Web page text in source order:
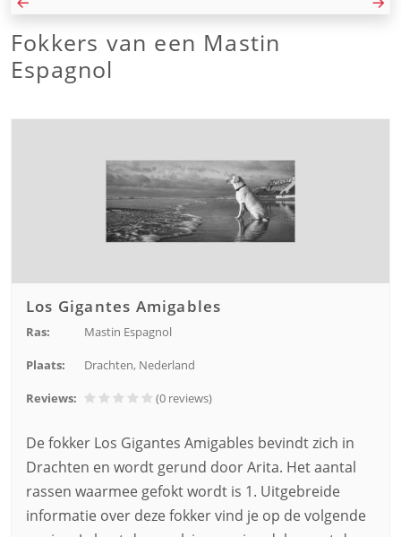
Fokkers van een Mastin
Espagnol
Los Gigantes Amigables
Ras: Mastin Espagnol
Plaats: Drachten, Nederland
Reviews: (0 reviews)
De fokker Los Gigantes Amigables bevindt zich in
Drachten en wordt gerund door Arita. Het aantal
rassen waarmee gefokt wordt is 1. Uitgebreide
informatie over deze fokker vind je op de volgende